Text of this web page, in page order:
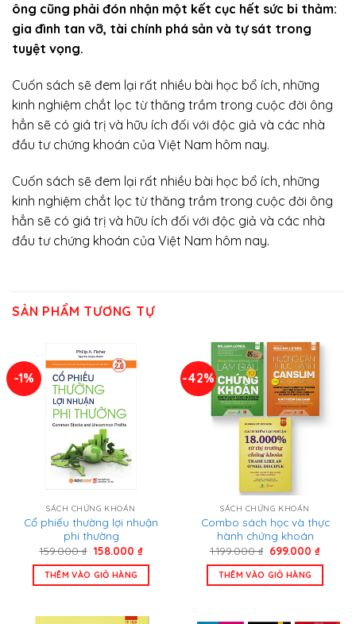
ông cũng phải đón nhận một kết cục hết sức bi thảm:
gia đình tan vỡ, tài chính phá sản và tự sát trong
tuyệt vọng.
Cuốn sách sẽ đem lại rất nhiều bài học bổ ích, những
kinh nghiệm chắt lọc từ thăng trầm trong cuộc đời ông
hẳn sẽ có giá trị và hữu ích đối với độc giả và các nhà
đầu tư chứng khoán của Việt Nam hôm nay.
Cuốn sách sẽ đem lại rất nhiều bài học bổ ích, những
kinh nghiệm chắt lọc từ thăng trầm trong cuộc đời ông
hẳn sẽ có giá trị và hữu ích đối với độc giả và các nhà
đầu tư chứng khoán của Việt Nam hôm nay.
SẢN PHẨM TƯƠNG TỰ
-1%
SÁCH CHỨNG KHOÁN
Cổ phiếu thường lợi nhuận
phi thường
159.000₫ Giá
là:
159.000 ₫.
158.000 ₫Giá
tại
THÊM VÀO GIỎ HÀNG
-42%
SÁCH CHỨNG KHOÁN
Combo sách học và thực
hành chứng khoán
1.199.000₫ Giá
là:
1.199.000 ₫.
699.000₫Giá
tại
THÊM VÀO GIỎ HÀNG